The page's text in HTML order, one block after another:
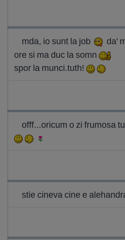
mda, io sunt la job
da'
ore si ma duc la somn
spor la munci.tuth!
offf...oricum o zi frumosa
stie cineva cine e